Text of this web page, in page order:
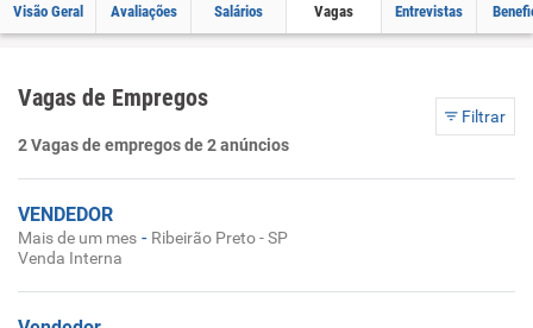
Visão Geral Avaliações Salários Vagas Entrevistas
Vagas de Empregos
Filtrar
2 Vagas de empregos de 2 anúncios
VENDEDOR
Mais de um mes - Ribeirão Preto - SP
Venda Interna